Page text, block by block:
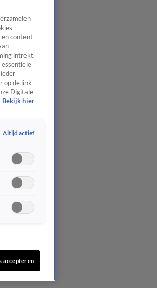
en content
intrekt,
op de link
Digitale
Bekijk hier
Altijd actief
accepteren